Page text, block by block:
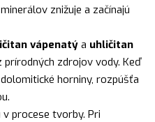
znižuje a začínajú
vápenatý a uhličitan
prírodných zdrojov vody. Keď
horniny, rozpúšťa
procese tvorby. Pri